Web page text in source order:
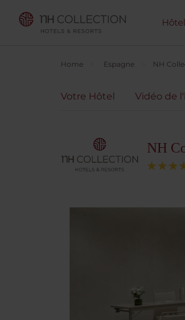
Home Espagne NH
Votre Hôtel Vidéo de
NH